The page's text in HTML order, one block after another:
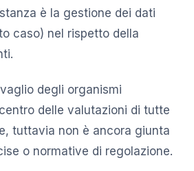
è la gestione dei dati
caso) nel rispetto della
degli organismi
delle valutazioni di tutte
tuttavia non è ancora giunta
o normative di regolazione.